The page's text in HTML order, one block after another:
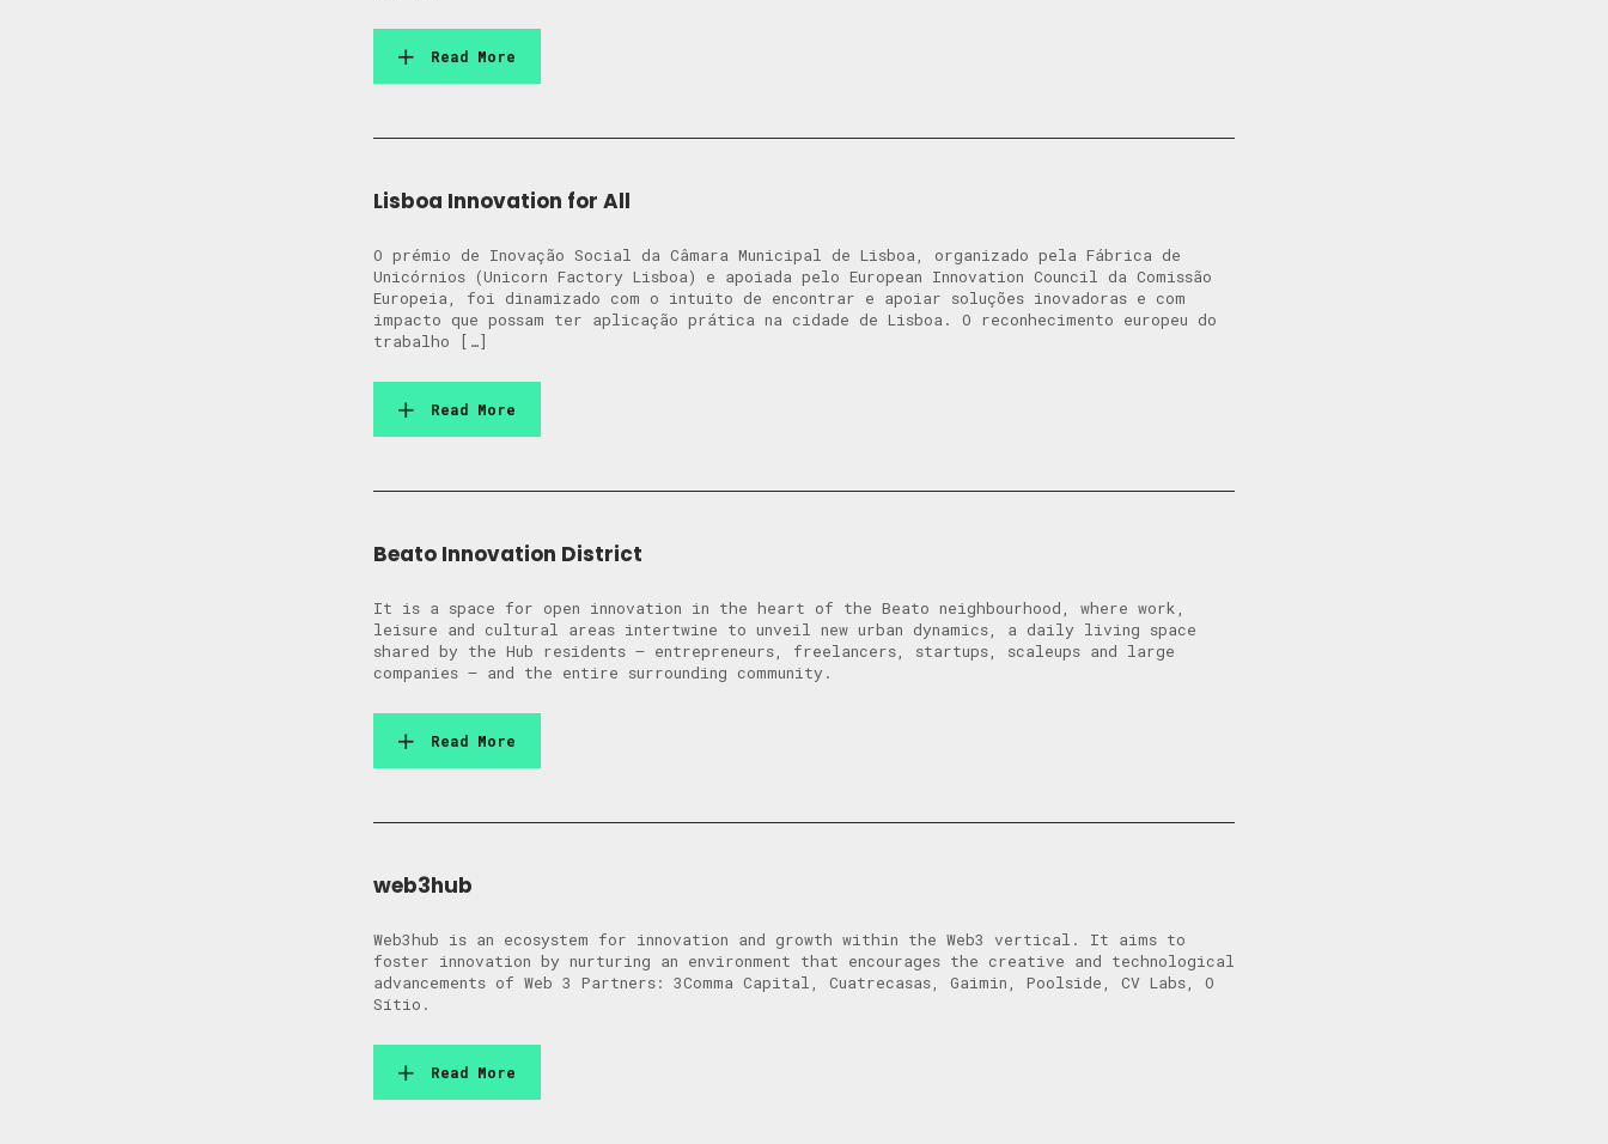
Read More
Lisboa Innovation for All
O prémio de Inovação Social da Câmara Municipal de Lisboa, organizado pela Fábrica de
Unicórnios (Unicorn Factory Lisboa) e apoiada pelo European Innovation Council da Comissão
Europeia, foi dinamizado com o intuito de encontrar e apoiar soluções inovadoras e com
impacto que possam ter aplicação prática na cidade de Lisboa. O reconhecimento europeu do
trabalho […]
Read More
Beato Innovation District
It is a space for open innovation in the heart of the Beato neighbourhood, where work,
leisure and cultural areas intertwine to unveil new urban dynamics, a daily living space
shared by the Hub residents – entrepreneurs, freelancers, startups, scaleups and large
companies – and the entire surrounding community.
Read More
web3hub
Web3hub is an ecosystem for innovation and growth within the Web3 vertical. It aims to
foster innovation by nurturing an environment that encourages the creative and technological
advancements of Web 3 Partners: 3Comma Capital, Cuatrecasas, Gaimin, Poolside, CV Labs, O
Sítio.
Read More